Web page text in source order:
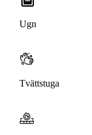
Ugn
Tvättstuga